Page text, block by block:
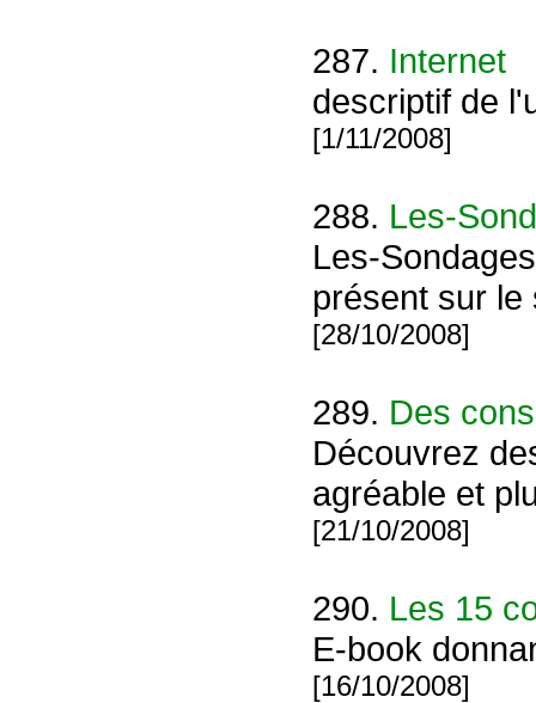
287. Internet
descriptif de
[1/11/2008]
288. Les-
Les-
présent sur le
[28/10/2008]
289. Des
Découvrez
agréable et
[21/10/2008]
290. Les 15
E-book
[16/10/2008]